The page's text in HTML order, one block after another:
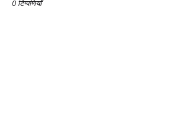
0 टिप्पणियाँ